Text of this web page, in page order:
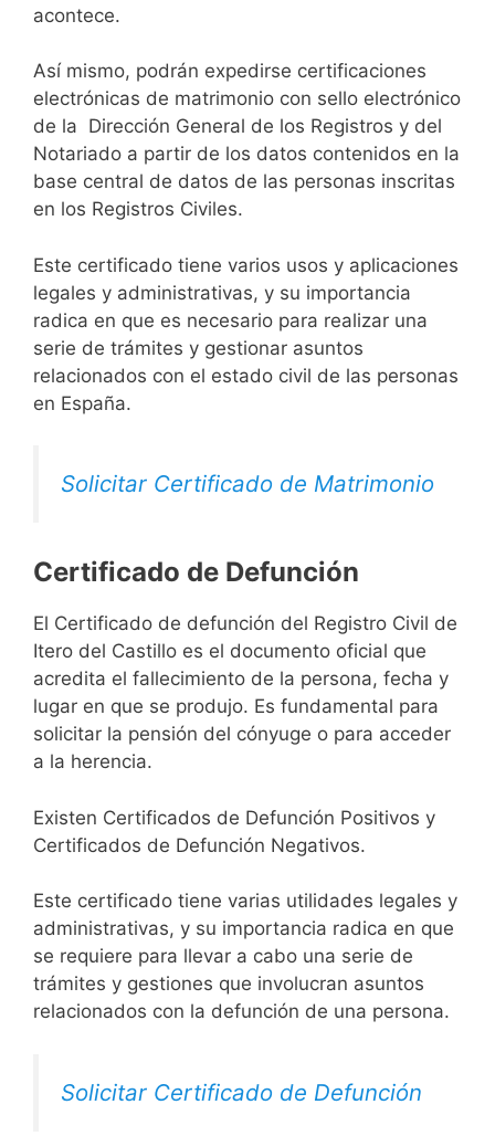
acontece.
Así mismo, podrán expedirse certificaciones
electrónicas de matrimonio con sello electrónico
de la Dirección General de los Registros y del
Notariado a partir de los datos contenidos en la
base central de datos de las personas inscritas
en los Registros Civiles.
Este certificado tiene varios usos y aplicaciones
legales y administrativas, y su importancia
radica en que es necesario para realizar una
serie de trámites y gestionar asuntos
relacionados con el estado civil de las personas
en España.
Solicitar Certificado de Matrimonio
Certificado de Defunción
El Certificado de defunción del Registro Civil de
Itero del Castillo es el documento oficial que
acredita el fallecimiento de la persona, fecha y
lugar en que se produjo. Es fundamental para
solicitar la pensión del cónyuge o para acceder
a la herencia.
Existen Certificados de Defunción Positivos y
Certificados de Defunción Negativos.
Este certificado tiene varias utilidades legales y
administrativas, y su importancia radica en que
se requiere para llevar a cabo una serie de
trámites y gestiones que involucran asuntos
relacionados con la defunción de una persona.
Solicitar Certificado de Defunción